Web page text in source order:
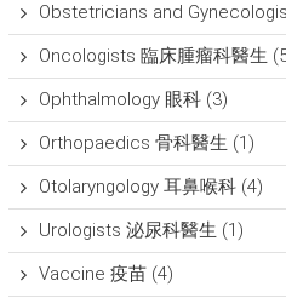
Obstetricians and
Oncologists 臨床腫瘤科醫生
Ophthalmology 眼科(3)
Orthopaedics 骨科醫生 (1)
Otolaryngology 耳鼻喉科(4)
Urologists 泌尿科醫生 (1)
Vaccine 疫苗(4)